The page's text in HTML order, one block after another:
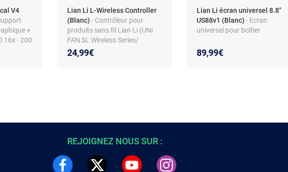
V4
+
16x - 200
Lian Li L-Wireless Controller
(Blanc) - Contrôleur pour
produits sans fil Lian Li (UNI
FAN SL Wireless Series/
Strimer Wireless)
24,99€
Lian Li écran universel 8.8"
US88v1 (Blanc)- Ecran
universel pour boîtier
89,99€
REJOIGNEZ NOUS SUR :